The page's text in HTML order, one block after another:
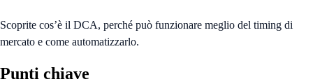
Scoprite cos’è il DCA, perché può funzionare meglio del timing di
mercato e come automatizzarlo.
Punti chiave